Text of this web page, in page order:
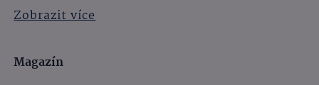
Zobrazit více
Magazín